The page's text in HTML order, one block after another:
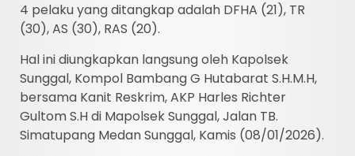
4 pelaku yang ditangkap adalah DFHA (21), TR
(30), AS (30), RAS (20).
Hal ini diungkapkan langsung oleh Kapolsek
Sunggal, Kompol Bambang G Hutabarat S.H.M.H,
bersama Kanit Reskrim, AKP Harles Richter
Gultom S.H di Mapolsek Sunggal, Jalan TB.
Simatupang Medan Sunggal, Kamis (08/01/2026).